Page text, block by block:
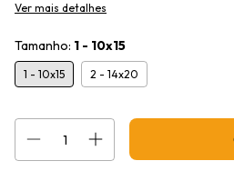
Ver mais detalhes
Tamanho: 1 - 10x15
1 - 10x15 2 - 14x20